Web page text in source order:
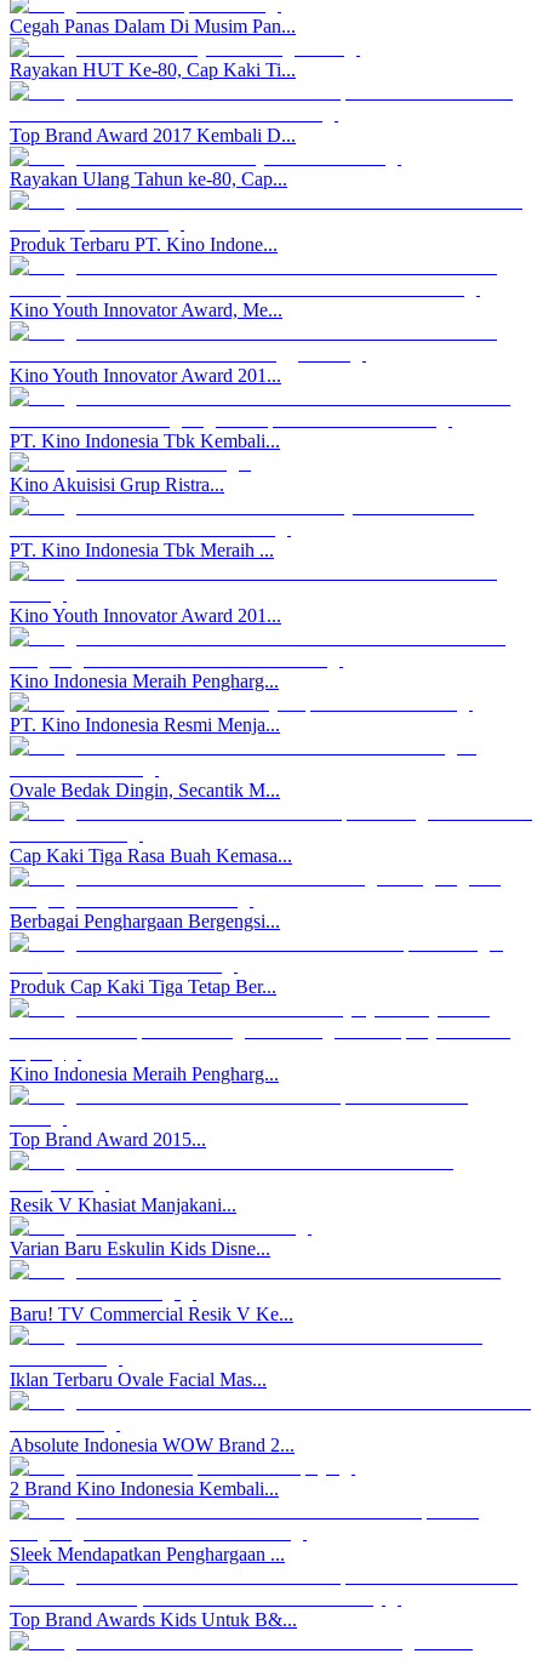
Cegah Panas Dalam Di Musim Pan...
Rayakan HUT Ke-80, Cap Kaki Ti...
Top Brand Award 2017 Kembali D...
Rayakan Ulang Tahun ke-80, Cap...
Produk Terbaru PT. Kino Indone...
Kino Youth Innovator Award, Me...
Kino Youth Innovator Award 201...
PT. Kino Indonesia Tbk Kembali...
Kino Akuisisi Grup Ristra...
PT. Kino Indonesia Tbk Meraih ...
Kino Youth Innovator Award 201...
Kino Indonesia Meraih Pengharg...
PT. Kino Indonesia Resmi Menja...
Ovale Bedak Dingin, Secantik M...
Cap Kaki Tiga Rasa Buah Kemasa...
Berbagai Penghargaan Bergengsi...
Produk Cap Kaki Tiga Tetap Ber...
Kino Indonesia Meraih Pengharg...
Top Brand Award 2015...
Resik V Khasiat Manjakani...
Varian Baru Eskulin Kids Disne...
Baru! TV Commercial Resik V Ke...
Iklan Terbaru Ovale Facial Mas...
Absolute Indonesia WOW Brand 2...
2 Brand Kino Indonesia Kembali...
Sleek Mendapatkan Penghargaan ...
Top Brand Awards Kids Untuk B&...